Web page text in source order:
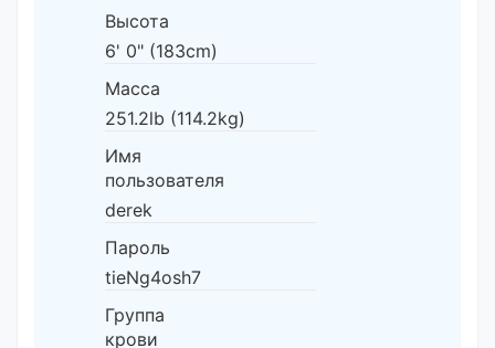
Высота
6' 0" (183cm)
Масса
251.2lb (114.2kg)
Имя
пользователя
derek
Пароль
tieNg4osh7
Группа
крови